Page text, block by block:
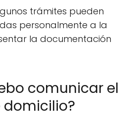
trámites pueden
personalmente a la
la documentación
comunicar el